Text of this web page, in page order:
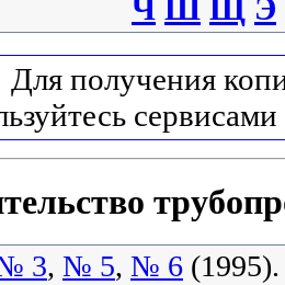
Ч Ш Щ Э
Для получения
сервисами
3, № 5, № 6 (1995).